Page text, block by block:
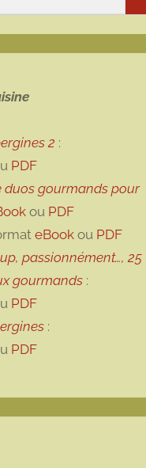
2 :
PDF
duos gourmands pour
ou PDF
eBook ou PDF
passionnément…, 25
gourmands :
PDF
:
PDF